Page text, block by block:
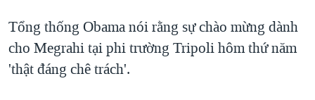
ĐỜI SỐNG
KINH TẾ
HÀNH TRÌNH BẦU CỬ 2024
MỘT NĂM CHIẾN TRANH TẠI DẢI GAZA
GIẢI MÃ VÀNH ĐAI & CON ĐƯỜNG
NGHE
MẠNG XÃ HỘI
Tổng thống Obama nói rằng sự chào mừng dành
cho Megrahi tại phi trường Tripoli hôm thứ năm
'thật đáng chê trách'.